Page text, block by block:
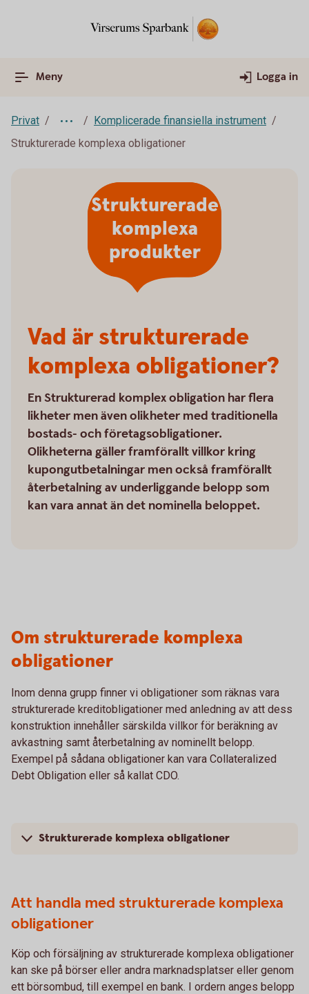
Meny Logga in
Privat
Komplicerade finansiella instrument
Strukturerade komplexa obligationer
Vad är strukturerade
komplexa obligationer?
En Strukturerad komplex obligation har flera
likheter men även olikheter med traditionella
bostads- och företagsobligationer.
Olikheterna gäller framförallt villkor kring
kupongutbetalningar men också framförallt
återbetalning av underliggande belopp som
kan vara annat än det nominella beloppet.
Strukturerade
komplexa
produkter
Om strukturerade komplexa
obligationer
Inom denna grupp finner vi obligationer som räknas vara
strukturerade kreditobligationer med anledning av att dess
konstruktion innehåller särskilda villkor för beräkning av
avkastning samt återbetalning av nominellt belopp.
Exempel på sådana obligationer kan vara Collateralized
Debt Obligation eller så kallat CDO.
Strukturerade komplexa obligationer
Att handla med strukturerade komplexa
obligationer
Köp och försäljning av strukturerade komplexa obligationer
kan ske på börser eller andra marknadsplatser eller genom
ett börsombud, till exempel en bank. I ordern anges belopp